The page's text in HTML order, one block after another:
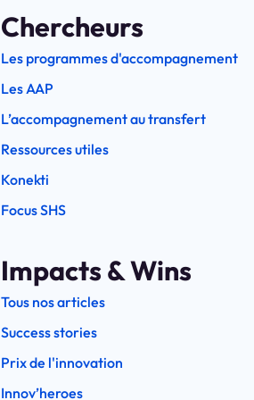
Chercheurs
Les programmes d'accompagnement
Les AAP
L’accompagnement au transfert
Ressources utiles
Konekti
Focus SHS
Impacts & Wins
Tous nos articles
Success stories
Prix de l'innovation
Innov’heroes